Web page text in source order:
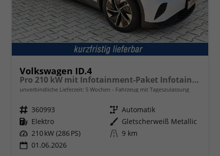
Volkswagen ID.4
Pro 210 kW mit Infotainment-Paket Infotainment- / Assistenz- Komfortp.
unverbindliche Lieferzeit: 5 Wochen Fahrzeug mit Tageszulassung
Fahrzeugnr. 360993 Getriebe Automatik
Kraftstoff Elektro Außenfarbe Gletscherweiß Metallic
Leistung 210 kW (286 PS) Kilometerstand 9 km
01.06.2026